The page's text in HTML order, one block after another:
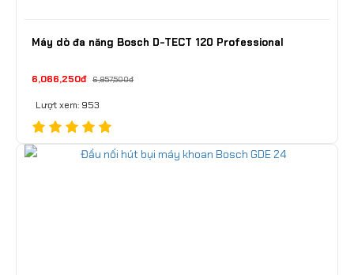
Máy dò đa năng Bosch D-TECT 120 Professional
6,066,250đ 6,857,500đ
Lượt xem: 953